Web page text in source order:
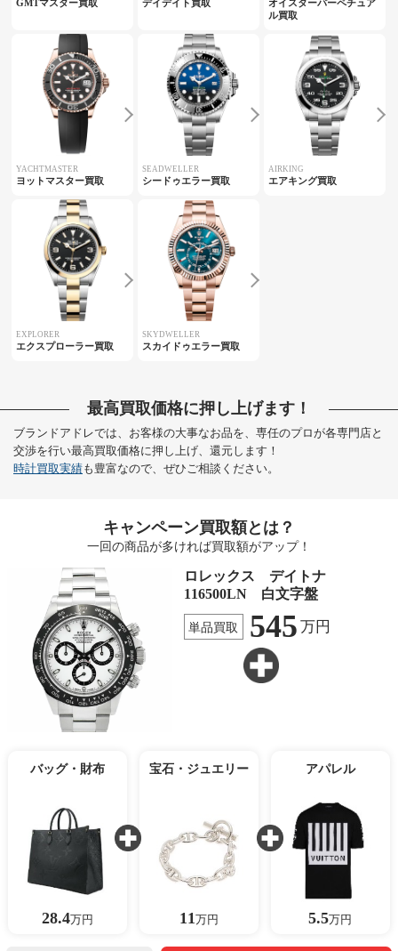
GMTマスター買取 デイデイト買取
オイスターパーペチュア
ル買取
YACHTMASTER
ヨットマスター買取
SEADWELLER
シードゥエラー買取
AIRKING
エアキング買取
EXPLORER
エクスプローラー買取
SKYDWELLER
スカイドゥエラー買取
最高買取価格に押し上げます！
ブランドアドレでは、お客様の大事なお品を、専任のプロが各専門店と
交渉を行い最高買取価格に押し上げ、還元します！
時計買取実績も豊富なので、ぜひご相談ください。
キャンペーン買取額とは？
一回の商品が多ければ買取額がアップ！
ロレックス デイトナ
116500LN 白文字盤
単品買取 545 万円
バッグ・財布
28.4万円
宝石・ジュエリー
11 万円
アパレル
5.5万円